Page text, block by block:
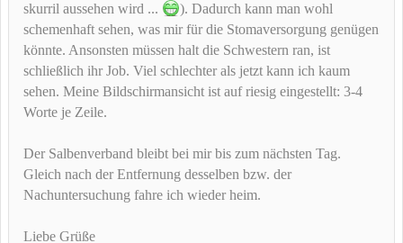
skurril aussehen wird ...
). Dadurch kann man wohl
schemenhaft sehen, was mir für die Stomaversorgung genügen
könnte. Ansonsten müssen halt die Schwestern ran, ist
schließlich ihr Job. Viel schlechter als jetzt kann ich kaum
sehen. Meine Bildschirmansicht ist auf riesig eingestellt: 3-4
Worte je Zeile.
Der Salbenverband bleibt bei mir bis zum nächsten Tag.
Gleich nach der Entfernung desselben bzw. der
Nachuntersuchung fahre ich wieder heim.
Liebe Grüße